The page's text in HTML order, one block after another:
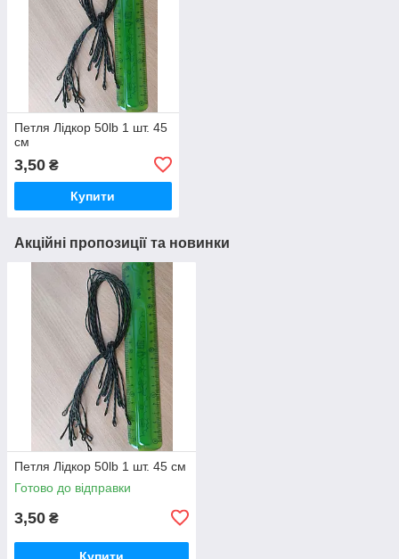
Петля Лідкор 50lb 1 шт. 45
см
3,50 ₴
Купити
Акційні пропозиції та новинки
Петля Лідкор 50lb 1 шт. 45 см
Готово до відправки
3,50 ₴